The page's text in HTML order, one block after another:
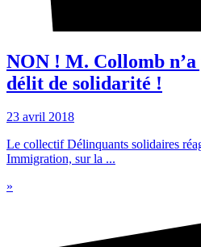
NON ! M. Collomb n’a
délit de solidarité !
23 avril 2018
Le collectif Délinquants solidaires
Immigration, sur la ...
»